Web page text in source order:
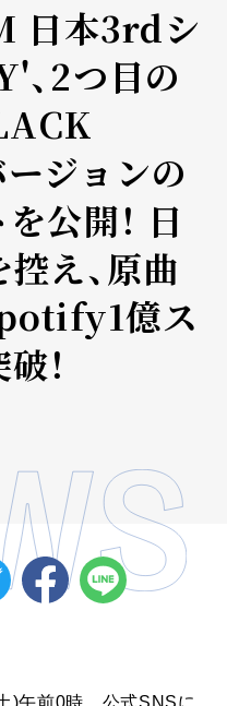
日本3rdシ
、2つ目の
ジョンの
公開！ 日
え、原曲
億ス
！
)午前0時、公式SNSに